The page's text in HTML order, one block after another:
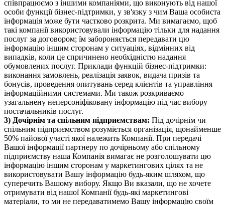
співпрацюємо з іншими компаніями, що виконують від нашої
особи функції бізнес-підтримки, у зв'язку з чим Ваша особиста
інформація може бути частково розкрита. Ми вимагаємо, щоб
такі компанії використовували інформацію тільки для надання
послуг за договором; їм забороняється передавати цю
інформацію іншим сторонам у ситуаціях, відмінних від
випадків, коли це спричинено необхідністю надання
обумовлених послуг. Приклади функцій бізнес-підтримки:
виконання замовлень, реалізація заявок, видача призів та
бонусів, проведення опитувань серед клієнтів та управління
інформаційними системами. Ми також розкриваємо
узагальнену неперсоніфіковану інформацію під час вибору
постачальників послуг.
3) Дочірнім та спільним підприємствам: Під дочірнім чи
спільним підприємством розуміється організація, щонайменше
50% пайової участі якої належить Компанії. При передачі
Вашої інформації партнеру по дочірньому або спільному
підприємству наша Компанія вимагає не розголошувати цю
інформацію іншим сторонам у маркетингових цілях та не
використовувати Вашу інформацію будь-яким шляхом, що
суперечить Вашому вибору. Якщо Ви вказали, що не хочете
отримувати від нашої Компанії будь-які маркетингові
матеріали, то ми не передаватимемо Вашу інформацію своїм